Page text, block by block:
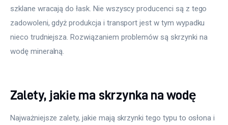
szklane wracają do łask. Nie wszyscy producenci są z tego
zadowoleni, gdyż produkcja i transport jest w tym wypadku
nieco trudniejsza. Rozwiązaniem problemów są skrzynki na
wodę mineralną.
Zalety, jakie ma skrzynka na wodę
Najważniejsze zalety, jakie mają skrzynki tego typu to osłona i